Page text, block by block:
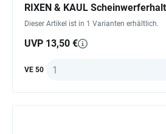
RIXEN & KAUL
Dieser Artikel ist in 1 Varianten erhältlich.
UVP 13,50 €
VE 50 Anzahl